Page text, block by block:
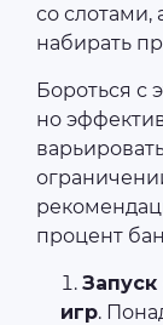
со слотами,
набирать
Бороться с
но
процент
игр.